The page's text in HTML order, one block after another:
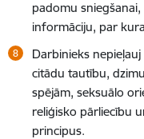
padomu
informāciju, par
Darbinieks
citādu tautību,
spējām, seksuālo
reliģisko pārliecību
principus.